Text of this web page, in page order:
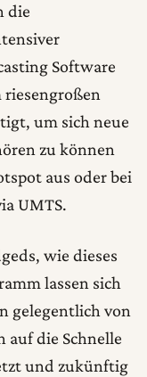
die
Software
um sich neue
zu können
aus oder bei
UMTS.
wie dieses
lassen sich
gelegentlich von
auf die Schnelle
und zukünftig